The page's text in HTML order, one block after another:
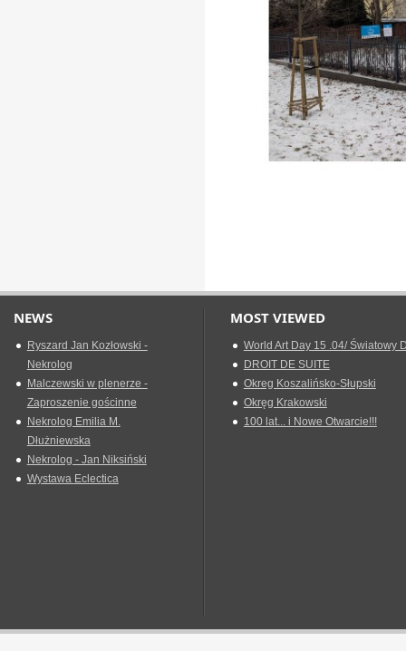
NEWS
Ryszard Jan Kozłowski -
Nekrolog
Malczewski w plenerze -
Zaproszenie gościnne
Nekrolog Emilia M.
Dłużniewska
Nekrolog - Jan Niksiński
Wystawa Eclectica
MOST VIEWED
World Art Day 15 .04/ Światowy
DROIT DE SUITE
Okreg Koszalińsko-Słupski
Okręg Krakowski
100 lat... i Nowe Otwarcie!!!